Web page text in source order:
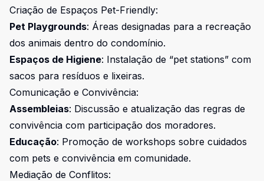
Criação de Espaços Pet-Friendly:
Pet Playgrounds: Áreas designadas para a recreação
dos animais dentro do condomínio.
Espaços de Higiene: Instalação de “pet stations” com
sacos para resíduos e lixeiras.
Comunicação e Convivência:
Assembleias: Discussão e atualização das regras de
convivência com participação dos moradores.
Educação: Promoção de workshops sobre cuidados
com pets e convivência em comunidade.
Mediação de Conflitos: